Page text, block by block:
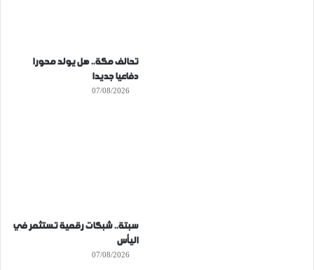
تحالف مكة.. هل يولد محورا
دفاعيا جديدا
07/08/2026
سبتة.. شبكات رقمية تستثمر في
اليأس
07/08/2026